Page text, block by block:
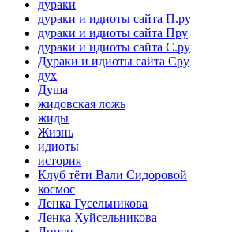
дураки
дураки и идиоты сайта П.ру
дураки и идиоты сайта Пру
дураки и идиоты сайта С.ру
Дураки и идиоты сайта Сру
дух
Душа
жидовская ложь
жиды
Жизнь
идиоты
история
Клуб тёти Вали Сидоровой
космос
Ленка Гусельникова
Ленка Хуйсельникова